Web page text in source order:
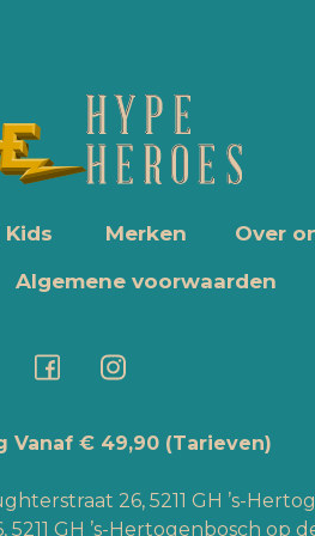
Kids Merken
Over
Algemene voorwaarden
Vanaf € 49,90 (Tarieven)
26, 5211 GH ’s-
GH ’s-Hertogenbosch op